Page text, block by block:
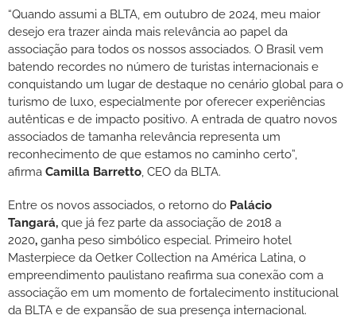
“Quando assumi a BLTA, em outubro de 2024, meu maior
desejo era trazer ainda mais relevância ao papel da
associação para todos os nossos associados. O Brasil vem
batendo recordes no número de turistas internacionais e
conquistando um lugar de destaque no cenário global para o
turismo de luxo, especialmente por oferecer experiências
autênticas e de impacto positivo. A entrada de quatro novos
associados de tamanha relevância representa um
reconhecimento de que estamos no caminho certo”,
afirma Camilla Barretto, CEO da BLTA.
Entre os novos associados, o retorno do Palácio
Tangará, que já fez parte da associação de 2018 a
2020, ganha peso simbólico especial. Primeiro hotel
Masterpiece da Oetker Collection na América Latina, o
empreendimento paulistano reafirma sua conexão com a
associação em um momento de fortalecimento institucional
da BLTA e de expansão de sua presença internacional.